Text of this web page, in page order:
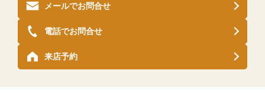
メールでお問合せ
来店予約
電話でお問合せ